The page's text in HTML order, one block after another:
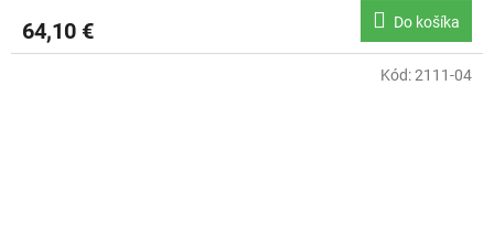
64,10 € Do košíka
Kód:2111-04